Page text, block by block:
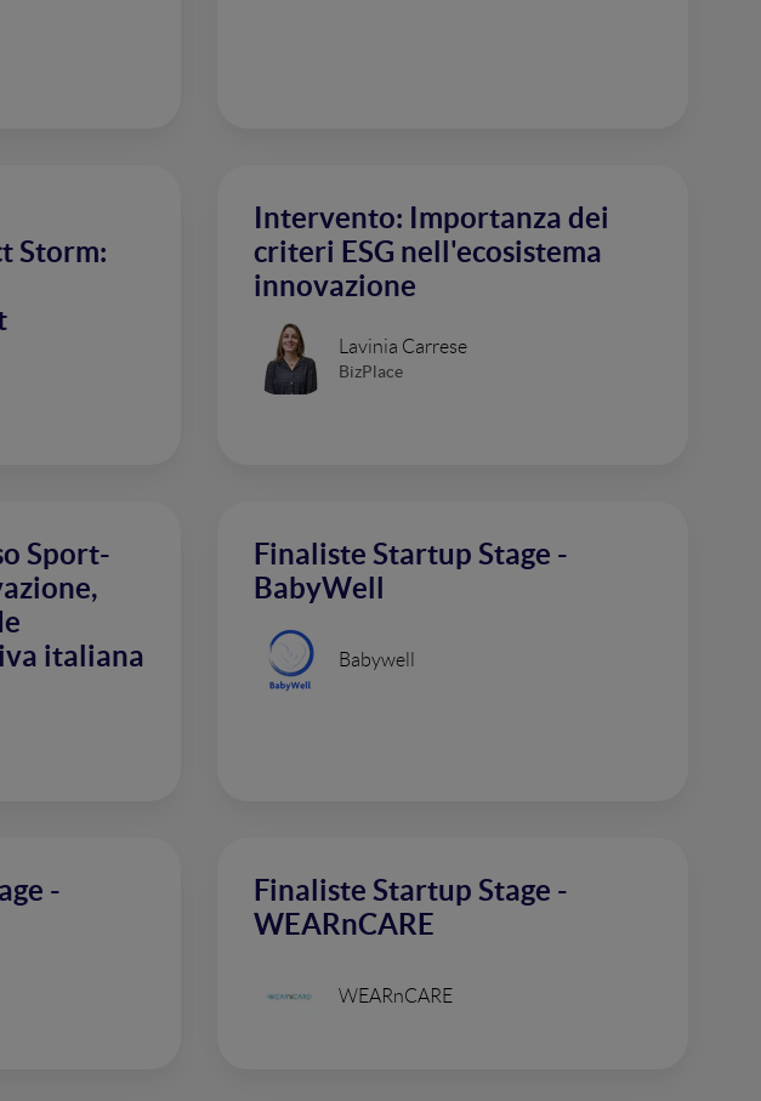
Storm:
Intervento: Importanza dei
criteri ESG nell'ecosistema
innovazione
Lavinia Carrese
BizPlace
Sport-
italiana
Finaliste Startup Stage -
BabyWell
Babywell
-
Finaliste Startup Stage -
WEARnCARE
WEARnCARE